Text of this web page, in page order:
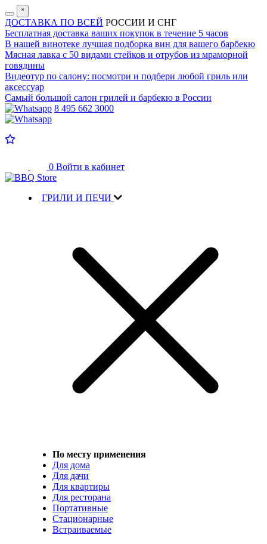
˟
ДОСТАВКА ПО ВСЕЙ РОССИИ И СНГ
Бесплатная доставка ваших покупок в течение 5 часов
В нашей винотеке лучшая подборка вин для вашего барбекю
Мясная лавка с 50 видами стейков и отрубов из мраморной
говядины
Видеотур по салону: посмотри и подбери любой гриль или
аксессуар
Самый большой салон грилей и барбекю в России
8 495 662 3000
0 Войти в кабинет
ГРИЛИ И ПЕЧИ
По месту применения
Для дома
Для дачи
Для квартиры
Для ресторана
Портативные
Стационарные
Встраиваемые